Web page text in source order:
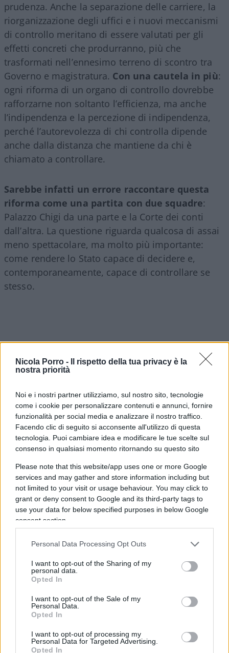
Nicola Porro -
Il rispetto della tua privacy è la
nostra priorità
Noi e i nostri partner utilizziamo, sul nostro sito, tecnologie
come i cookie per personalizzare contenuti e annunci, fornire
funzionalità per social media e analizzare il nostro traffico.
Facendo clic di seguito si acconsente all'utilizzo di questa
tecnologia. Puoi cambiare idea e modificare le tue scelte sul
consenso in qualsiasi momento ritornando su questo sito
Please note that this website/app uses one or more Google
services and may gather and store information including but
not limited to your visit or usage behaviour. You may click to
grant or deny consent to Google and its third-party tags to
use your data for below specified purposes in below Google
consent section.
Personal Data Processing Opt Outs
I want to opt-out of the Sharing of my
personal data.
Opted In
I want to opt-out of the Sale of my
Personal Data.
Opted In
I want to opt-out of processing my
Personal Data for Targeted Advertising.
Opted In
prudenza. Anche la separazione delle carriere, la
riorganizzazione degli uffici e i nuovi meccanismi
di controllo meritano di essere valutati per gli
effetti concreti che produrranno, più che
trasformati nell’ennesimo terreno di scontro tra
Governo e magistratura. Con una cautela in più:
ogni riforma di un organo di controllo dovrebbe
rafforzarne non soltanto l’efficienza, ma anche
l’indipendenza e la percezione di indipendenza,
perché l’autorevolezza di chi controlla dipende
anche dalla distanza che mantiene da chi è
chiamato a controllare.
Sarebbe infatti un errore raccontare questa
riforma come una partita con due squadre:
Palazzo Chigi da una parte e la Corte dei conti
dall’altra. La questione riguarda qualcosa di assai
meno spettacolare, ma molto più importante:
come rendere lo Stato capace di decidere e,
contemporaneamente, capace di controllare se
stesso.
ancora da cogliere.Fare della Corte non un
ostacolo all’amministrazione, ma una
moderna infrastruttura della buona
amministrazione: più veloce nei giudizi, più forte
nell’analisi dei dati, più chiara nel distinguere
l’errore dall’illecito e più comprensibile persino ai
Perché chi amministra in buona fede deve poter
firmare senza paura.Ma chi paga le tasse deve
poter dormire altrettanto tranquillo
che qualcuno continua a controllare come
vengono spesi i suoi soldi. Machiavelli,